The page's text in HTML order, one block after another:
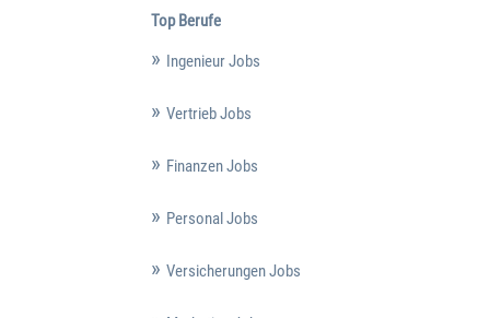
Top Berufe
Ingenieur Jobs
Vertrieb Jobs
Finanzen Jobs
Personal Jobs
Versicherungen Jobs